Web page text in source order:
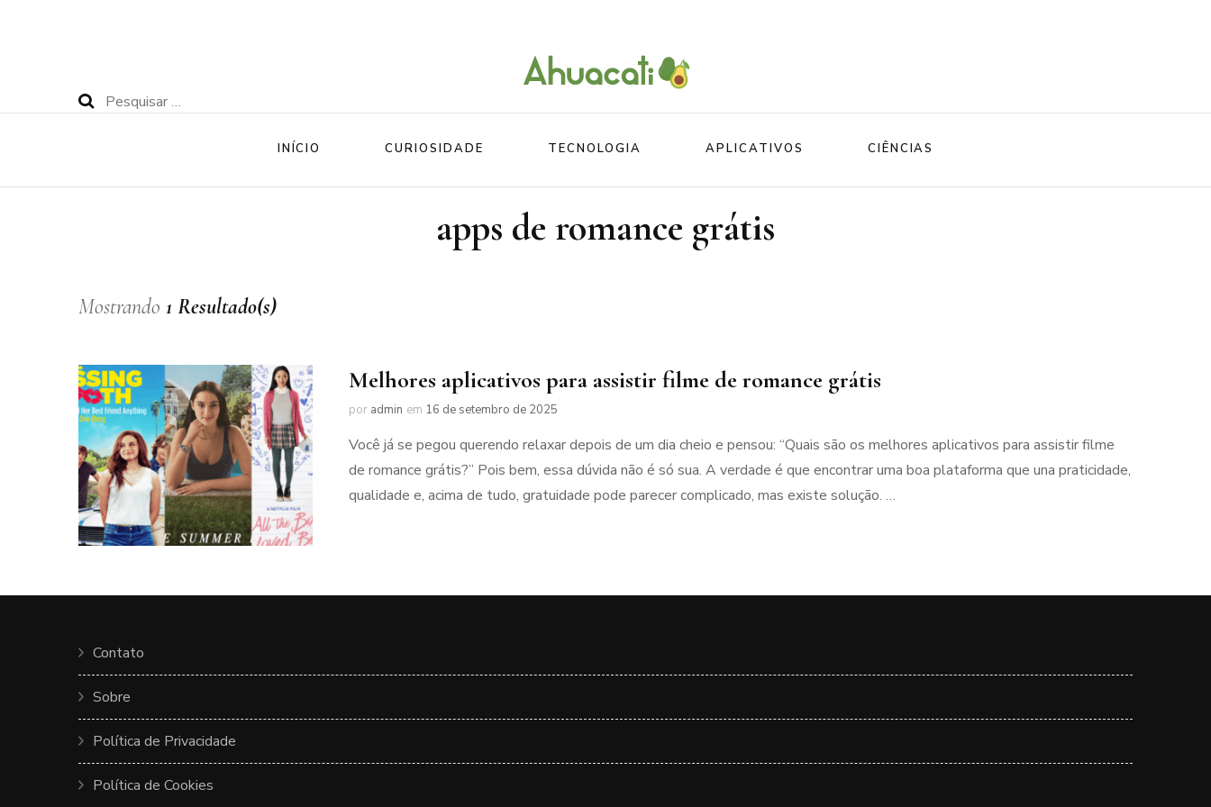
Pesquisar
Ahuacati
O melhor da Internet em um só lugar
INÍCIO CURIOSIDADE TECNOLOGIA APLICATIVOS
Beleza
CIÊNCIAS
apps de romance grátis
Mostrando 1 Resultado(s)
Melhores aplicativos para assistir filme de romance grátis
por admin em 16 de setembro de 2025
Você já se pegou querendo relaxar depois de um dia cheio e pensou: “Quais são os melhores aplicativos para assistir filme
de romance grátis?” Pois bem, essa dúvida não é só sua. A verdade é que encontrar uma boa plataforma que una praticidade,
qualidade e, acima de tudo, gratuidade pode parecer complicado, mas existe solução. …
Contato
Sobre
Política de Privacidade
Política de Cookies